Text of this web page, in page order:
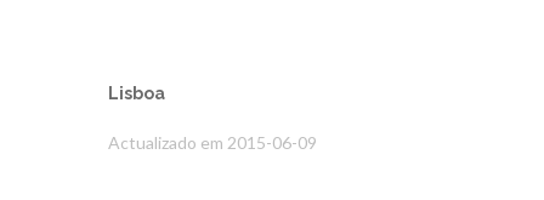
Lisboa
Actualizado em 2015-06-09